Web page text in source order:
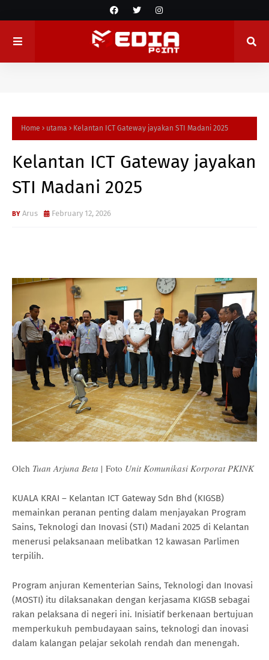
Home utama Kelantan ICT Gateway jayakan STI Madani 2025
Kelantan ICT Gateway jayakan
STI Madani 2025
Arus February 12, 2026
Oleh Tuan Arjuna Beta | Foto Unit Komunikasi Korporat PKINK
KUALA KRAI – Kelantan ICT Gateway Sdn Bhd (KIGSB)
memainkan peranan penting dalam menjayakan Program
Sains, Teknologi dan Inovasi (STI) Madani 2025 di Kelantan
menerusi pelaksanaan melibatkan 12 kawasan Parlimen
terpilih.
Program anjuran Kementerian Sains, Teknologi dan Inovasi
(MOSTI) itu dilaksanakan dengan kerjasama KIGSB sebagai
rakan pelaksana di negeri ini. Inisiatif berkenaan bertujuan
memperkukuh pembudayaan sains, teknologi dan inovasi
dalam kalangan pelajar sekolah rendah dan menengah.